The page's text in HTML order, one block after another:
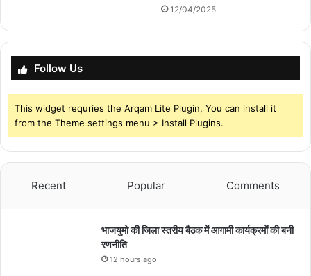
12/04/2025
Follow Us
This widget requries the Arqam Lite Plugin, You can install it
from the Theme settings menu > Install Plugins.
Recent Popular Comments
भाजयुमो की जिला स्तरीय बैठक में आगामी कार्यक्रमों की बनी
रणनीति
12 hours ago